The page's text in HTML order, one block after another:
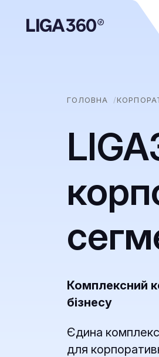
ГОЛОВНА
Комплексний
бізнесу
Єдина
для